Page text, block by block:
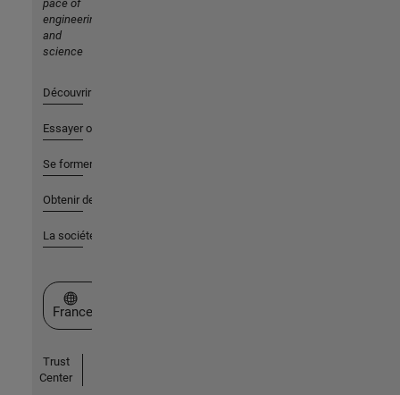
pace of
engineering
and
science
Découvrir les produits
Essayer ou acheter
Se former
Obtenir de l'aide
La société
Sélectionner un site web
France
Trust
Center